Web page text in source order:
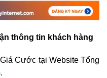
thông tin khách hàng
Cước tại Website Tổng
.